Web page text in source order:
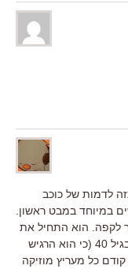
לדמות של כוכב
במיוחד במבט ראשון.
לקפה. הוא התחיל את
הקריירה המוזיקלית שלו בגיל 30, סיים אותה בגיל 40 (כי הוא הרגיש
כל מעריץ מוזיקה